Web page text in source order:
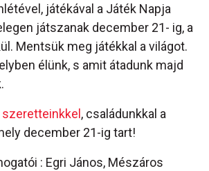
játékával a Játék Napja
játszanak december 21- ig, a
Mentsük meg játékkal a világot.
élünk, s amit átadunk majd
, családunkkal a
december 21-ig tart!
: Egri János, Mészáros